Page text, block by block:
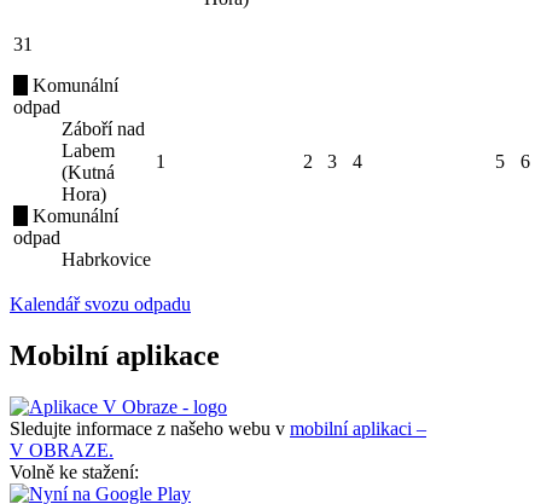
31
Komunální
odpad
Záboří nad
Labem
(Kutná
Hora)
Komunální
odpad
Habrkovice
1 2 3 4 5 6
Kalendář svozu odpadu
Mobilní aplikace
Sledujte informace z našeho webu v mobilní aplikaci –
V OBRAZE.
Volně ke stažení: